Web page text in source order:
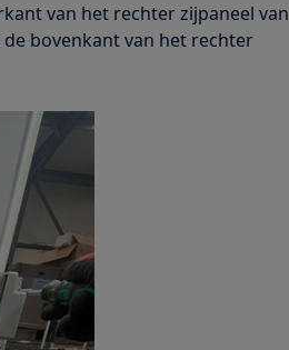
van het rechter zijpaneel van
bovenkant van het rechter